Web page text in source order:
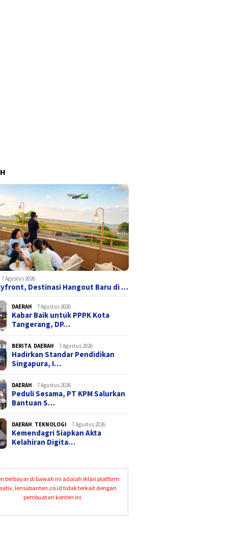
7 Agustus 2026
Destinasi Hangout Baru di …
DAERAH 7 Agustus 2026
Kabar Baik untuk PPPK Kota
Tangerang, DP…
BERITA, DAERAH 7 Agustus 2026
Hadirkan Standar Pendidikan
Singapura, I…
DAERAH 7 Agustus 2026
Peduli Sesama, PT KPM Salurkan
Bantuan S…
DAERAH, TEKNOLOGI 7 Agustus 2026
Kemendagri Siapkan Akta
Kelahiran Digita…
berbayar di bawah ini adalah iklan platform
lensabanten.co.id tidak terkait dengan
pembuatan konten ini